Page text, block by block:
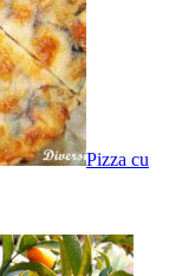
Pizza cu